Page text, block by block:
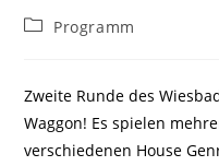
Beitrags-
Programm
Zweite Runde des
Waggon! Es spielen
verschiedenen House